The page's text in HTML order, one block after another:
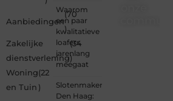
Aanbiedingen
(70
)
Zakelijke
dienstverlening
(34
)
Woning
en Tuin
(22
)
Waarom
een paar
kwalitatieve
loafers
jarenlang
meegaat
Slotenmaker
Den Haag: